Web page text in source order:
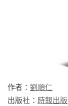
作者： 劉順仁
出版社： 時報出版